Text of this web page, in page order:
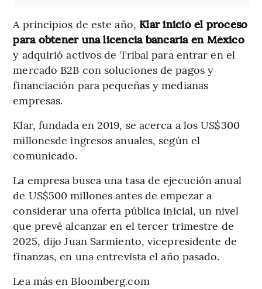
A principios de este año, Klar inició el proceso
para obtener una licencia bancaria en México
y adquirió activos de Tribal para entrar en el
mercado B2B con soluciones de pagos y
financiación para pequeñas y medianas
empresas.
Klar, fundada en 2019, se acerca a los US$300
millonesde ingresos anuales, según el
comunicado.
La empresa busca una tasa de ejecución anual
de US$500 millones antes de empezar a
considerar una oferta pública inicial, un nivel
que prevé alcanzar en el tercer trimestre de
2025, dijo Juan Sarmiento, vicepresidente de
finanzas, en una entrevista el año pasado.
Lea más en Bloomberg.com